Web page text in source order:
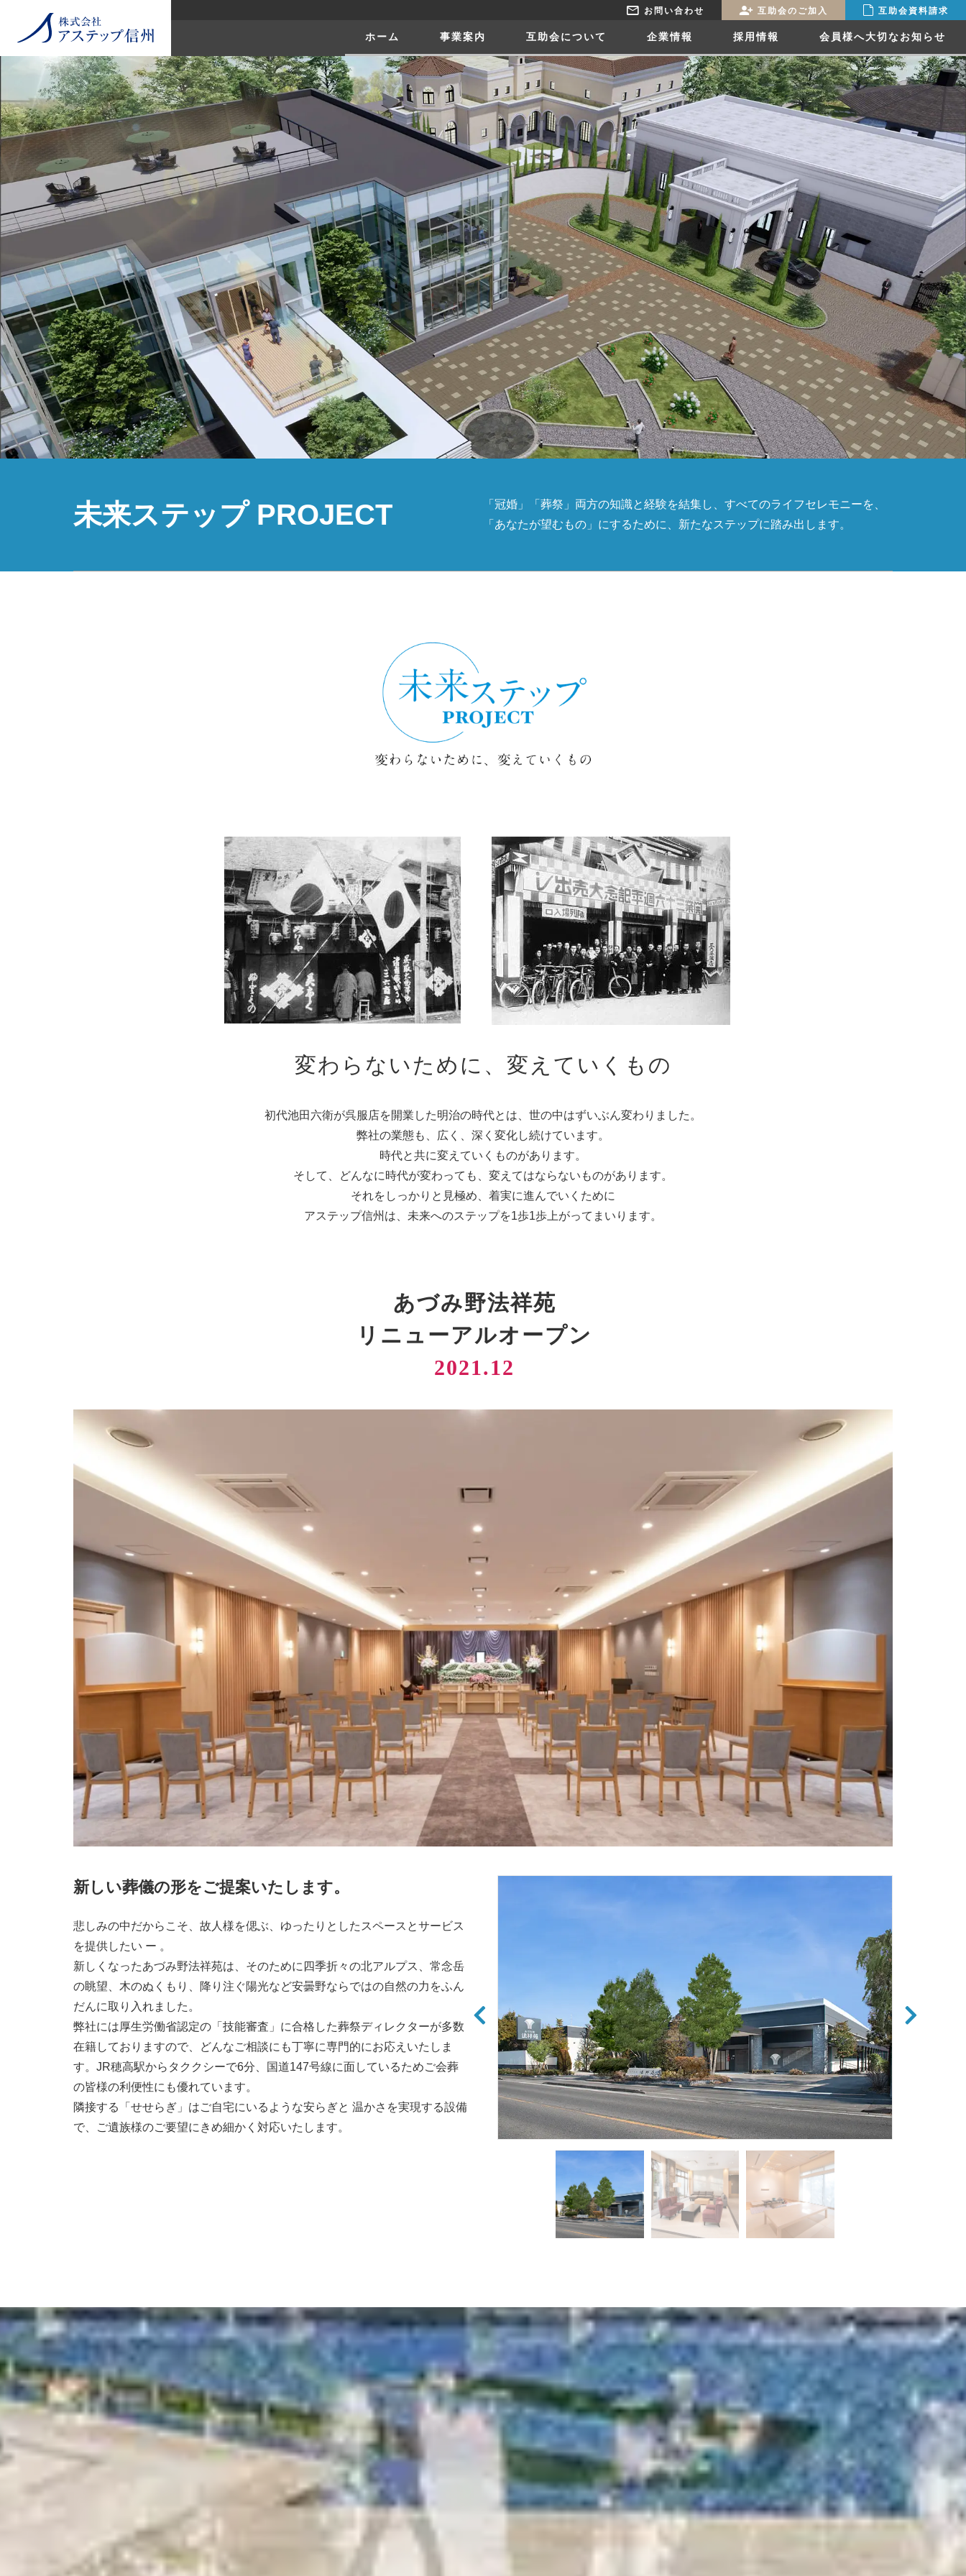
お問い合わせ 互助会のご加入 互助会資料請求
ホーム 事業案内 互助会について 企業情報 採用情報 会員様へ大切なお知らせ
未来ステップ PROJECT
「冠婚」「葬祭」両方の知識と経験を結集し、すべてのライフセレモニーを、
「あなたが望むもの」にするために、新たなステップに踏み出します。
変わらないために、変えていくもの
初代池田六衛が呉服店を開業した明治の時代とは、世の中はずいぶん変わりました。
弊社の業態も、広く、深く変化し続けています。
時代と共に変えていくものがあります。
そして、どんなに時代が変わっても、変えてはならないものがあります。
それをしっかりと見極め、着実に進んでいくために
アステップ信州は、未来へのステップを1歩1歩上がってまいります。
あづみ野法祥苑
リニューアルオープン
2021.12
新しい葬儀の形をご提案いたします。
悲しみの中だからこそ、故人様を偲ぶ、ゆったりとしたスペースとサービス
を提供したい ー 。
新しくなったあづみ野法祥苑は、そのために四季折々の北アルプス、常念岳
の眺望、木のぬくもり、降り注ぐ陽光など安曇野ならではの自然の力をふん
だんに取り入れました。
弊社には厚生労働省認定の「技能審査」に合格した葬祭ディレクターが多数
在籍しておりますので、どんなご相談にも丁寧に専門的にお応えいたしま
す。JR穂高駅からタククシーで6分、国道147号線に面しているためご会葬
の皆様の利便性にも優れています。
隣接する「せせらぎ」はご自宅にいるような安らぎと 温かさを実現する設備
で、ご遺族様のご要望にきめ細かく対応いたします。